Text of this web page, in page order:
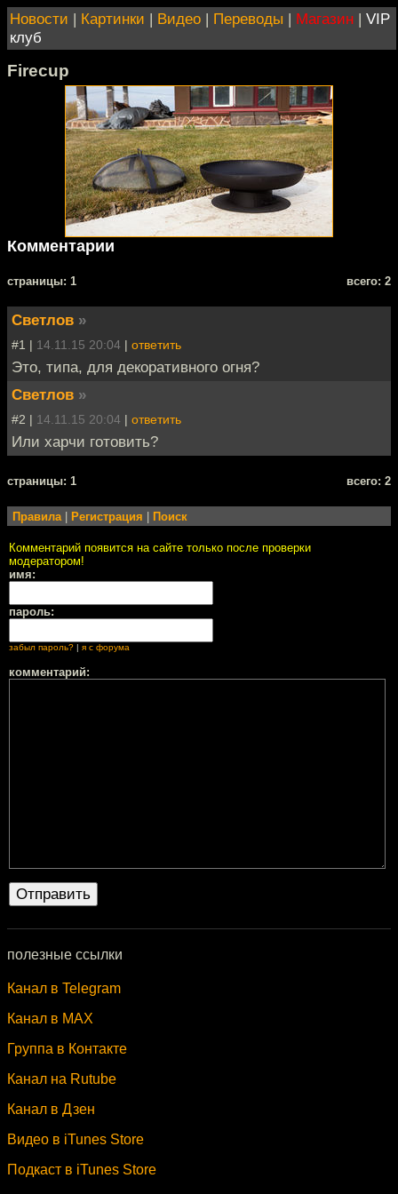
Новости | Картинки | Видео | Переводы | Магазин | VIP
клуб
Firecup
Комментарии
cтраницы: 1 всего: 2
Светлов »
#1 | 14.11.15 20:04 | ответить
Это, типа, для декоративного огня?
Светлов »
#2 | 14.11.15 20:04 | ответить
Или харчи готовить?
cтраницы: 1 всего: 2
Правила Регистрация Поиск
Комментарий появится на сайте только после проверки
модератором!
имя:
пароль:
забыл пароль? | я с форума
комментарий:
полезные ссылки
Канал в Telegram
Канал в MAX
Группа в Контакте
Канал на Rutube
Канал в Дзен
Видео в iTunes Store
Подкаст в iTunes Store